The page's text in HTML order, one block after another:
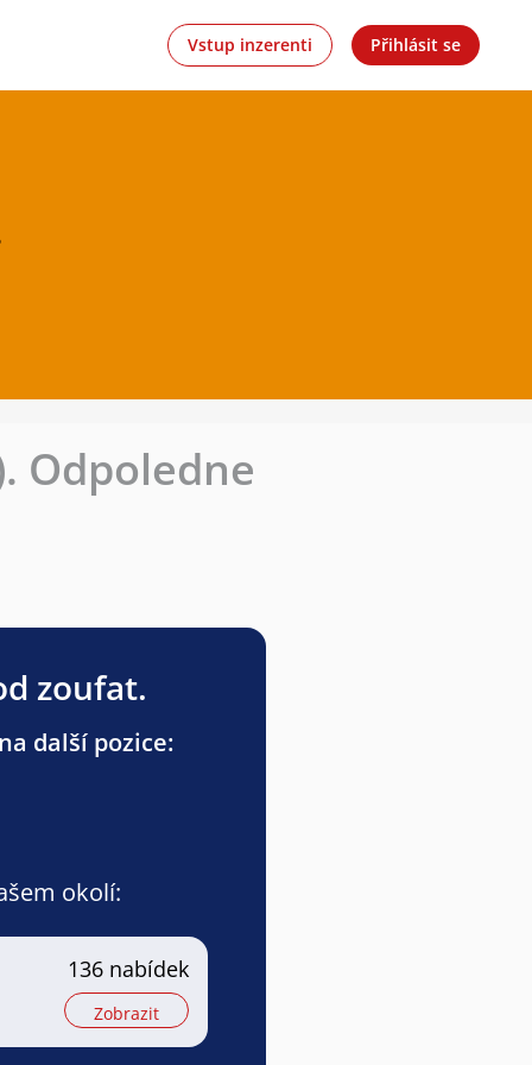
Vstup inzerenti Přihlásit se
Odpoledne
zoufat.
další pozice:
okolí:
136 nabídek
Zobrazit